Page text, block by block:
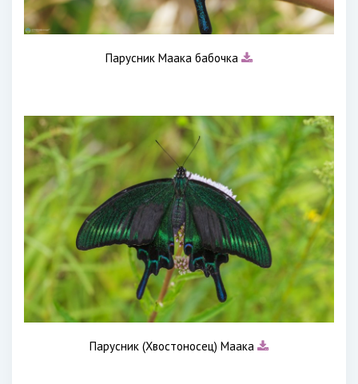
Парусник Маака бабочка
Парусник (Хвостоносец) Маака